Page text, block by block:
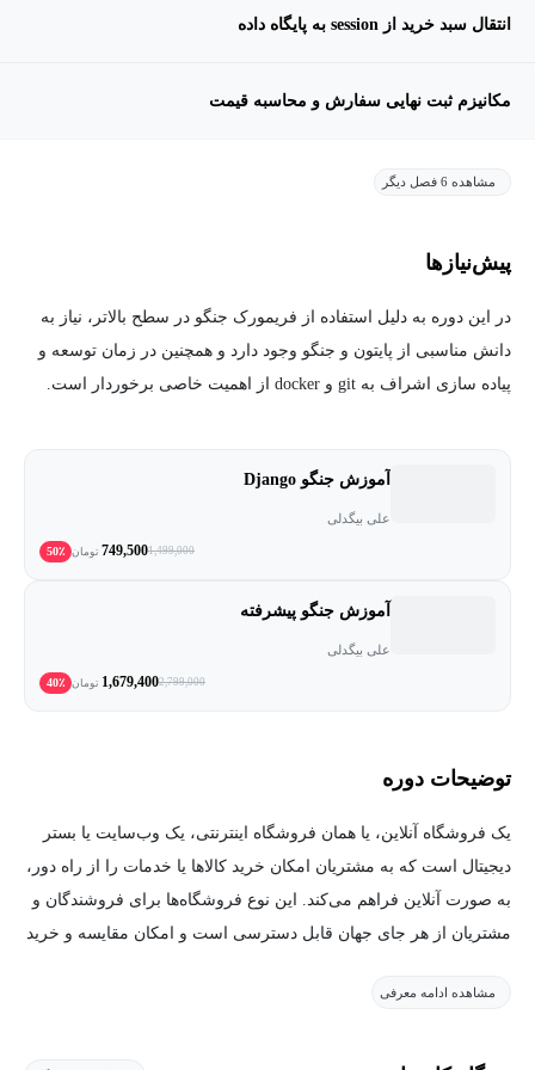
انتقال سبد خرید از session به پایگاه داده
مکانیزم ثبت نهایی سفارش و محاسبه قیمت
مشاهده 6 فصل دیگر
پیش‌نیاز‌ها
در این دوره به دلیل استفاده از فریمورک جنگو در سطح بالاتر، نیاز به
دانش مناسبی از پایتون و جنگو وجود دارد و همچنین در زمان توسعه و
پیاده سازی اشراف به git و docker از اهمیت خاصی برخوردار است.
آموزش جنگو Django
علی بیگدلی
1,499,000
749,500 تومان 50٪
آموزش جنگو پیشرفته
علی بیگدلی
2,799,000
1,679,400 تومان 40٪
توضیحات دوره
یک فروشگاه آنلاین، یا همان فروشگاه اینترنتی، یک وب‌سایت یا بستر
دیجیتال است که به مشتریان امکان خرید کالاها یا خدمات را از راه دور،
به صورت آنلاین فراهم می‌کند. این نوع فروشگاه‌ها برای فروشندگان و
مشتریان از هر جای جهان قابل دسترسی است و امکان مقایسه و خرید
مشاهده ادامه معرفی